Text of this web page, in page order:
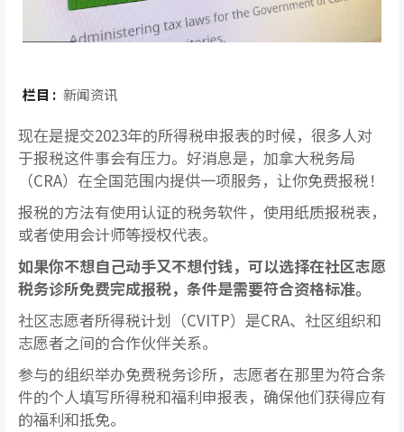
栏目 : 新闻资讯
现在是提交2023年的所得税申报表的时候，很多人对
于报税这件事会有压力。好消息是，加拿大税务局
（CRA）在全国范围内提供一项服务，让你免费报税！
报税的方法有使用认证的税务软件，使用纸质报税表，
或者使用会计师等授权代表。
如果你不想自己动手又不想付钱，可以选择在社区志愿
税务诊所免费完成报税，条件是需要符合资格标准。
社区志愿者所得税计划（CVITP）是CRA、社区组织和
志愿者之间的合作伙伴关系。
参与的组织举办免费税务诊所，志愿者在那里为符合条
件的个人填写所得税和福利申报表，确保他们获得应有
的福利和抵免。